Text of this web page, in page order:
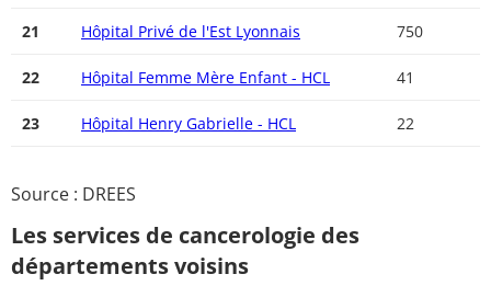
21 Hôpital Privé de l'Est Lyonnais 750
22 Hôpital Femme Mère Enfant - HCL 41
23 Hôpital Henry Gabrielle - HCL 22
Source : DREES
Les services de cancerologie des
départements voisins